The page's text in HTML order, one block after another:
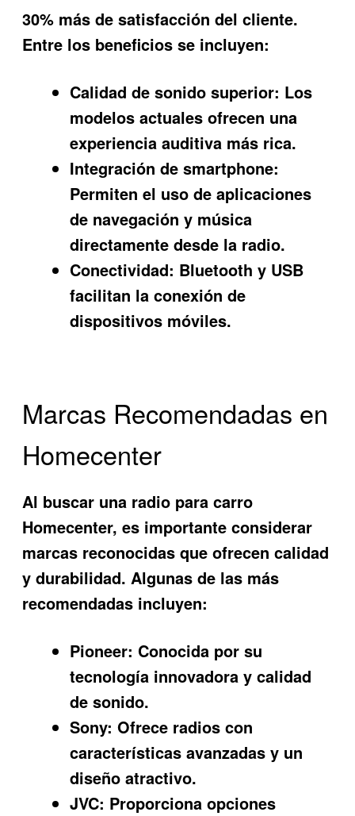
30% más de satisfacción del cliente.
Entre los beneficios se incluyen:
Calidad de sonido superior: Los
modelos actuales ofrecen una
experiencia auditiva más rica.
Integración de smartphone:
Permiten el uso de aplicaciones
de navegación y música
directamente desde la radio.
Conectividad: Bluetooth y USB
facilitan la conexión de
dispositivos móviles.
Marcas Recomendadas en
Homecenter
Al buscar una radio para carro
Homecenter, es importante considerar
marcas reconocidas que ofrecen calidad
y durabilidad. Algunas de las más
recomendadas incluyen:
Pioneer: Conocida por su
tecnología innovadora y calidad
de sonido.
Sony: Ofrece radios con
características avanzadas y un
diseño atractivo.
JVC: Proporciona opciones